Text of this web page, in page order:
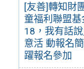
[友善]轉知財
童福利聯盟
18，我有話
意活 動報名
躍報名參加